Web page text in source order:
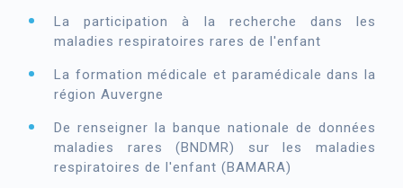
La participation à la recherche dans les
maladies respiratoires rares de l'enfant
La formation médicale et paramédicale dans la
région Auvergne
De renseigner la banque nationale de données
maladies rares (BNDMR) sur les maladies
respiratoires de l'enfant (BAMARA)